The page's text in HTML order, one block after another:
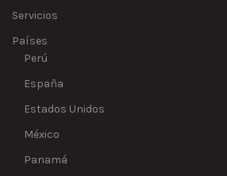
Servicios
Países
Perú
España
Estados Unidos
México
Panamá